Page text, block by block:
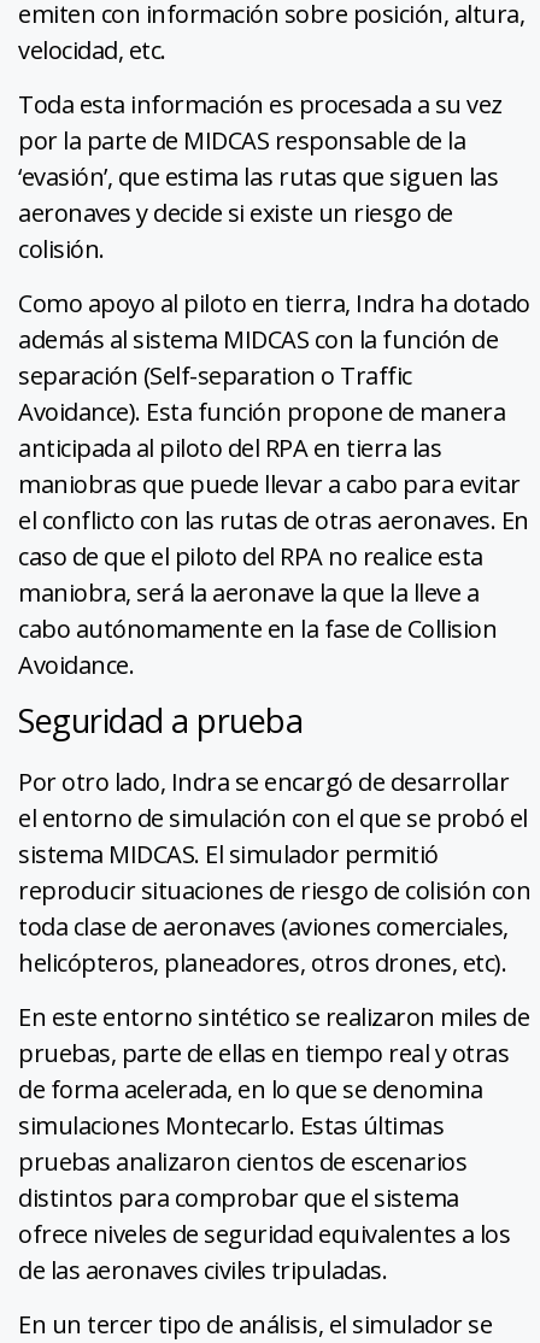
emiten con información sobre posición, altura,
velocidad, etc.
Toda esta información es procesada a su vez
por la parte de MIDCAS responsable de la
‘evasión’, que estima las rutas que siguen las
aeronaves y decide si existe un riesgo de
colisión.
Como apoyo al piloto en tierra, Indra ha dotado
además al sistema MIDCAS con la función de
separación (Self-separation o Traffic
Avoidance). Esta función propone de manera
anticipada al piloto del RPA en tierra las
maniobras que puede llevar a cabo para evitar
el conflicto con las rutas de otras aeronaves. En
caso de que el piloto del RPA no realice esta
maniobra, será la aeronave la que la lleve a
cabo autónomamente en la fase de Collision
Avoidance.
Seguridad a prueba
Por otro lado, Indra se encargó de desarrollar
el entorno de simulación con el que se probó el
sistema MIDCAS. El simulador permitió
reproducir situaciones de riesgo de colisión con
toda clase de aeronaves (aviones comerciales,
helicópteros, planeadores, otros drones, etc).
En este entorno sintético se realizaron miles de
pruebas, parte de ellas en tiempo real y otras
de forma acelerada, en lo que se denomina
simulaciones Montecarlo. Estas últimas
pruebas analizaron cientos de escenarios
distintos para comprobar que el sistema
ofrece niveles de seguridad equivalentes a los
de las aeronaves civiles tripuladas.
En un tercer tipo de análisis, el simulador se